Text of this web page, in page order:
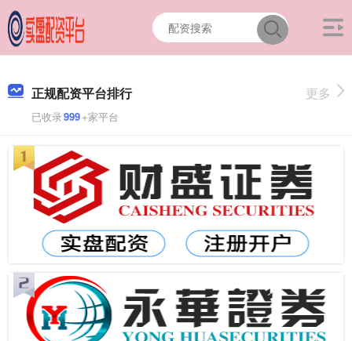
正规配资平台排行
已收录999+家平台
更多